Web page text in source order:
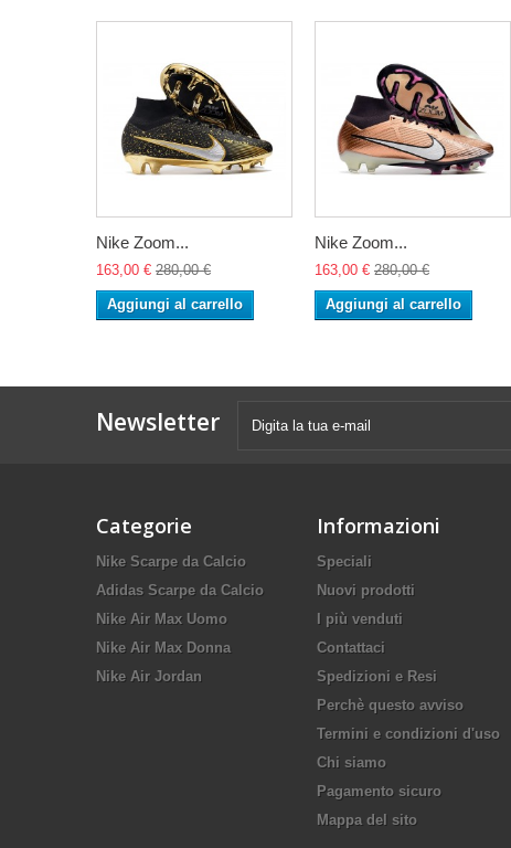
Nike Zoom...
163,00 € 280,00 €
Aggiungi al carrello
Nike Zoom...
163,00 € 280,00 €
Aggiungi al carrello
Newsletter
Categorie
Nike Scarpe da Calcio
Adidas Scarpe da Calcio
Nike Air Max Uomo
Nike Air Max Donna
Nike Air Jordan
Informazioni
Speciali
Nuovi prodotti
I più venduti
Contattaci
Spedizioni e Resi
Perchè questo avviso
Termini e condizioni d'uso
Chi siamo
Pagamento sicuro
Mappa del sito